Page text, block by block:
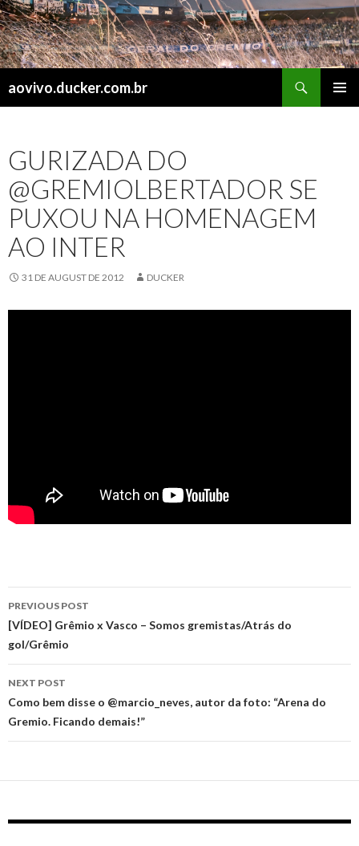
aovivo.ducker.com.br
GURIZADA DO
@GREMIOLBERTADOR SE
PUXOU NA HOMENAGEM
AO INTER
31 DE AUGUST DE 2012 DUCKER
Post
navigation
PREVIOUS POST
[VÍDEO] Grêmio x Vasco – Somos gremistas/Atrás do
gol/Grêmio
NEXT POST
Como bem disse o @marcio_neves, autor da foto: “Arena do
Gremio. Ficando demais!”